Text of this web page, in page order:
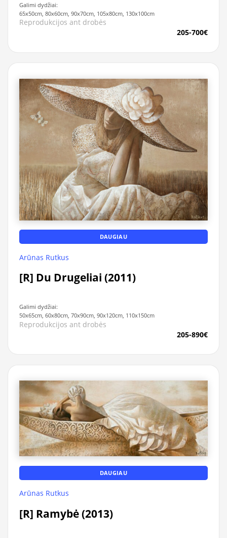
Galimi dydžiai:
65x50cm, 80x60cm, 90x70cm, 105x80cm, 130x100cm
Reprodukcijos ant drobės
205-700€
DAUGIAU
Arūnas Rutkus
[R] Du Drugeliai (2011)
Galimi dydžiai:
50x65cm, 60x80cm, 70x90cm, 90x120cm, 110x150cm
Reprodukcijos ant drobės
205-890€
DAUGIAU
Arūnas Rutkus
[R] Ramybė (2013)